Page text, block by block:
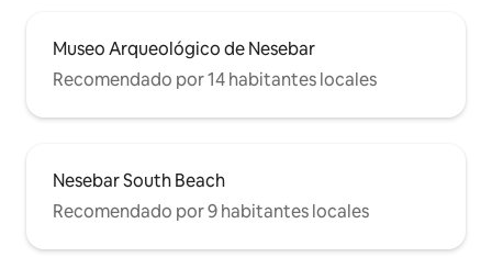
Museo Arqueológico de Nesebar
Recomendado por 14 habitantes locales
Nesebar South Beach
Recomendado por 9 habitantes locales